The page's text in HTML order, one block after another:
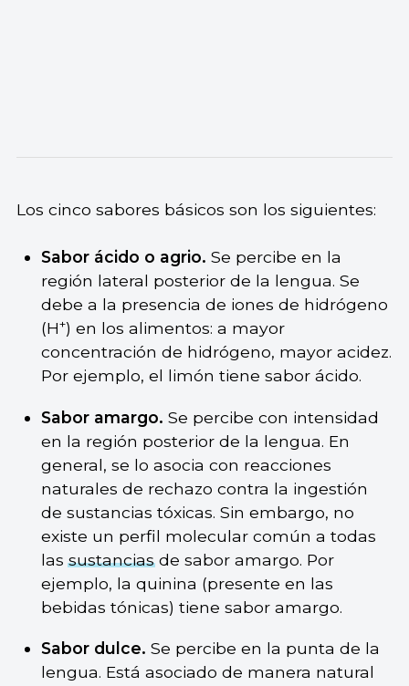
Los cinco sabores básicos son los siguientes:
Sabor ácido o agrio. Se percibe en la
región lateral posterior de la lengua. Se
debe a la presencia de iones de hidrógeno
(H+) en los alimentos: a mayor
concentración de hidrógeno, mayor acidez.
Por ejemplo, el limón tiene sabor ácido.
Sabor amargo. Se percibe con intensidad
en la región posterior de la lengua. En
general, se lo asocia con reacciones
naturales de rechazo contra la ingestión
de sustancias tóxicas. Sin embargo, no
existe un perfil molecular común a todas
lassustanciasde sabor amargo. Por
ejemplo, la quinina (presente en las
bebidas tónicas) tiene sabor amargo.
Sabor dulce. Se percibe en la punta de la
lengua. Está asociado de manera natural